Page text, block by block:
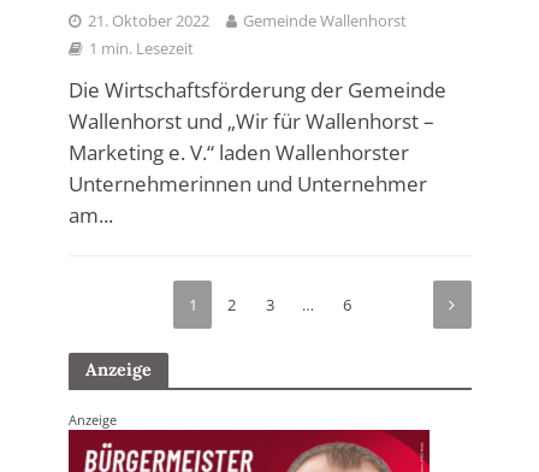
21. Oktober 2022
Gemeinde Wallenhorst
1 min. Lesezeit
Die Wirtschaftsförderung der Gemeinde
Wallenhorst und „Wir für Wallenhorst –
Marketing e. V.“ laden Wallenhorster
Unternehmerinnen und Unternehmer
am...
1 2 3 … 6
Anzeige
Anzeige